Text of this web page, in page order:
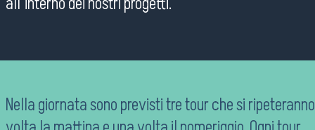
Nella giornata sono previsti tre tour che si